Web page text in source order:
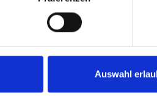
Auswahl
Sie die wichtigsten Daten zu
kontaktieren Sie zügig und